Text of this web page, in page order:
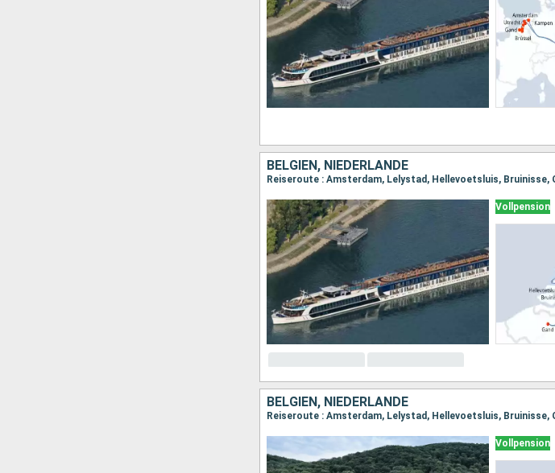
BELGIEN, NIEDERLANDE
Vollpension
BELGIEN, NIEDERLANDE
Vollpension